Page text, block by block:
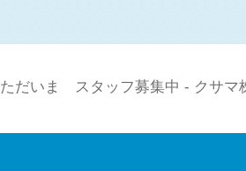
ただいま スタッフ募集中 - クサマ